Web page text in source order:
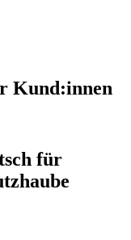
Kund:innen
für